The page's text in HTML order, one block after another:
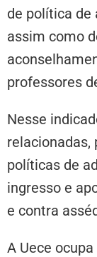
de política de
assim como
professores
Nesse
relacionadas,
políticas de
ingresso e
e contra
A Uece